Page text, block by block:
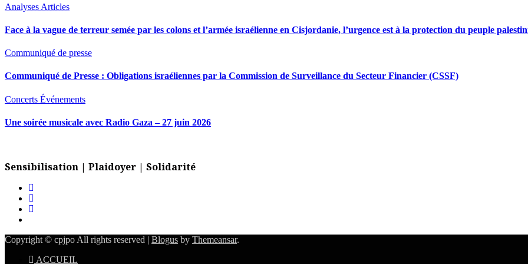
Analyses Articles
Face à la vague de terreur semée par les colons et l’armée israélienne en Cisjordanie, l’urgence est à la protection du peuple
Communiqué de presse
Communiqué de Presse : Obligations israéliennes par la Commission de Surveillance du Secteur Financier (CSSF)
Concerts Événements
Une soirée musicale avec Radio Gaza – 27 juin 2026
Sensibilisation | Plaidoyer | Solidarité
Copyright © cpjpo All rights reserved | Blogus by Themeansar.
ACCUEIL